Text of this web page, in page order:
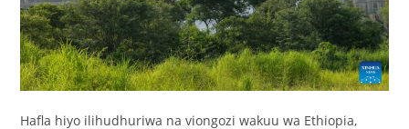
Hafla hiyo ilihudhuriwa na viongozi wakuu wa Ethiopia,